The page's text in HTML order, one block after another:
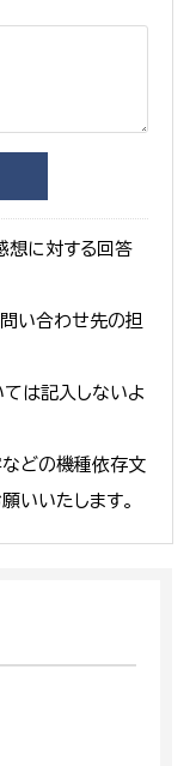
想に対する回答
い合わせ先の担
は記入しないよ
どの機種依存文
いいたします。